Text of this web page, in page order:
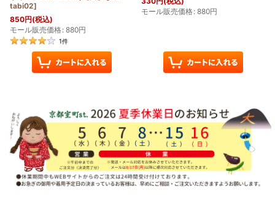
tabi02]
850円(税込)
モール販売価格: 880円
1件
モール販売価格: 880円